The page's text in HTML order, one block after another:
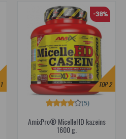
1 TOP2
-38%
AmixPro® MicelleHD kazeīns
1600 g.
(5)